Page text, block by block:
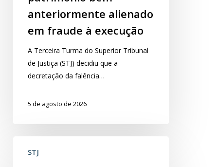
patrimônio
execução
anteriormente alienado
em fraude à execução
​A Terceira Turma do Superior Tribunal
de Justiça (STJ) decidiu que a
decretação da falência…
5 de agosto de 2026
TurmaSTJ